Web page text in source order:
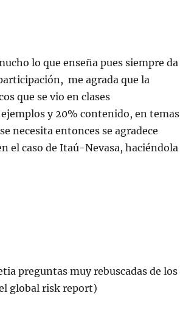
lo que enseña pues siempre da
me agrada que la
que se vio en clases
y 20% contenido, en temas
necesita entonces se agradece
el caso de Itaú-Nevasa, haciéndola
preguntas muy rebuscadas de los
global risk report)